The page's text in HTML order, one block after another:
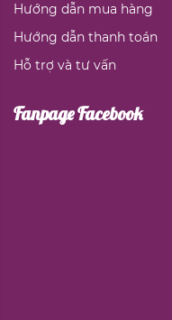
Hướng dẫn mua hàng
Hướng dẫn thanh toán
Hỗ trợ và tư vấn
Fanpage Facebook